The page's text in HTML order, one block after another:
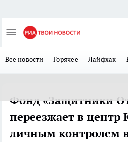
Все новости Горячее Лайфхак
Фонд «Защитники
переезжает в центр
личным контролем